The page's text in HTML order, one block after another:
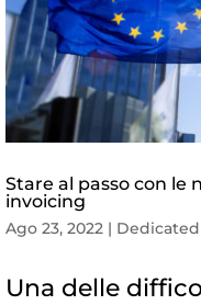
Stare al passo con le
invoicing
Ago 23, 2022 | Dedicated
Una delle